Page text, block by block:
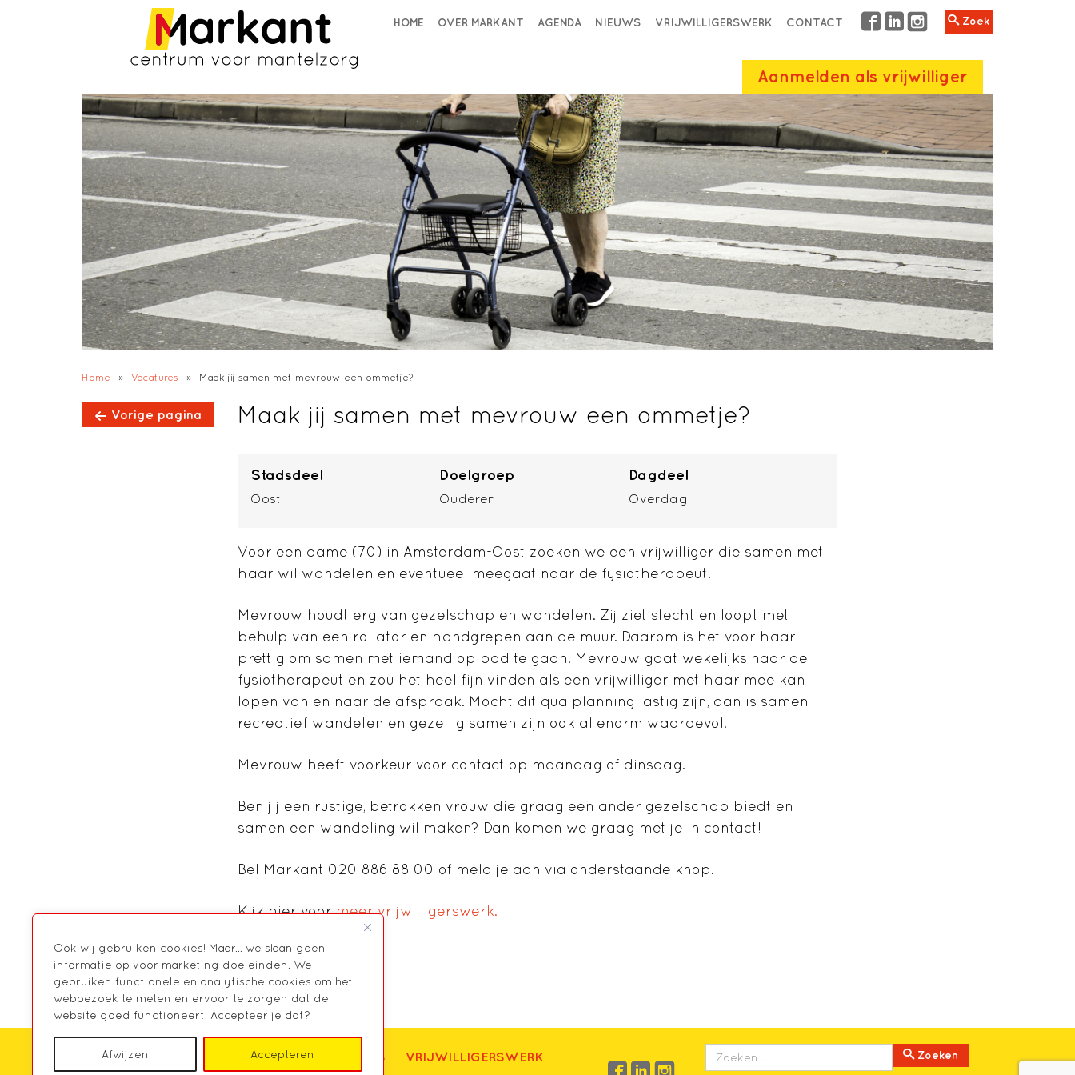
Ook wij gebruiken cookies! Maar... we slaan geen
informatie op voor marketing doeleinden. We
gebruiken functionele en analytische cookies om het
webbezoek te meten en ervoor te zorgen dat de
website goed functioneert. Accepteer je dat?
Afwijzen Accepteren
HOME OVER MARKANT AGENDA NIEUWS VRIJWILLIGERSWERK CONTACT Zoek
Aanmelden als vrijwilliger
Home » Vacatures » Maak jij samen met mevrouw een ommetje?
Vorige pagina Maak jij samen met mevrouw een ommetje?
Stadsdeel
Oost
Doelgroep
Ouderen
Dagdeel
Overdag
Voor een dame (70) in Amsterdam-Oost zoeken we een vrijwilliger die samen met
haar wil wandelen en eventueel meegaat naar de fysiotherapeut.
Mevrouw houdt erg van gezelschap en wandelen. Zij ziet slecht en loopt met
behulp van een rollator en handgrepen aan de muur. Daarom is het voor haar
prettig om samen met iemand op pad te gaan. Mevrouw gaat wekelijks naar de
fysiotherapeut en zou het heel fijn vinden als een vrijwilliger met haar mee kan
lopen van en naar de afspraak. Mocht dit qua planning lastig zijn, dan is samen
recreatief wandelen en gezellig samen zijn ook al enorm waardevol.
Mevrouw heeft voorkeur voor contact op maandag of dinsdag.
Ben jij een rustige, betrokken vrouw die graag een ander gezelschap biedt en
samen een wandeling wil maken? Dan komen we graag met je in contact!
Bel Markant 020 886 88 00 of meld je aan via onderstaande knop.
Kijkhier voor meer vrijwilligerswerk.
Meld je aan
HOME OVER MARKANT AGENDA NIEUWS
VRIJWILLIGERSWERK
Zoeken